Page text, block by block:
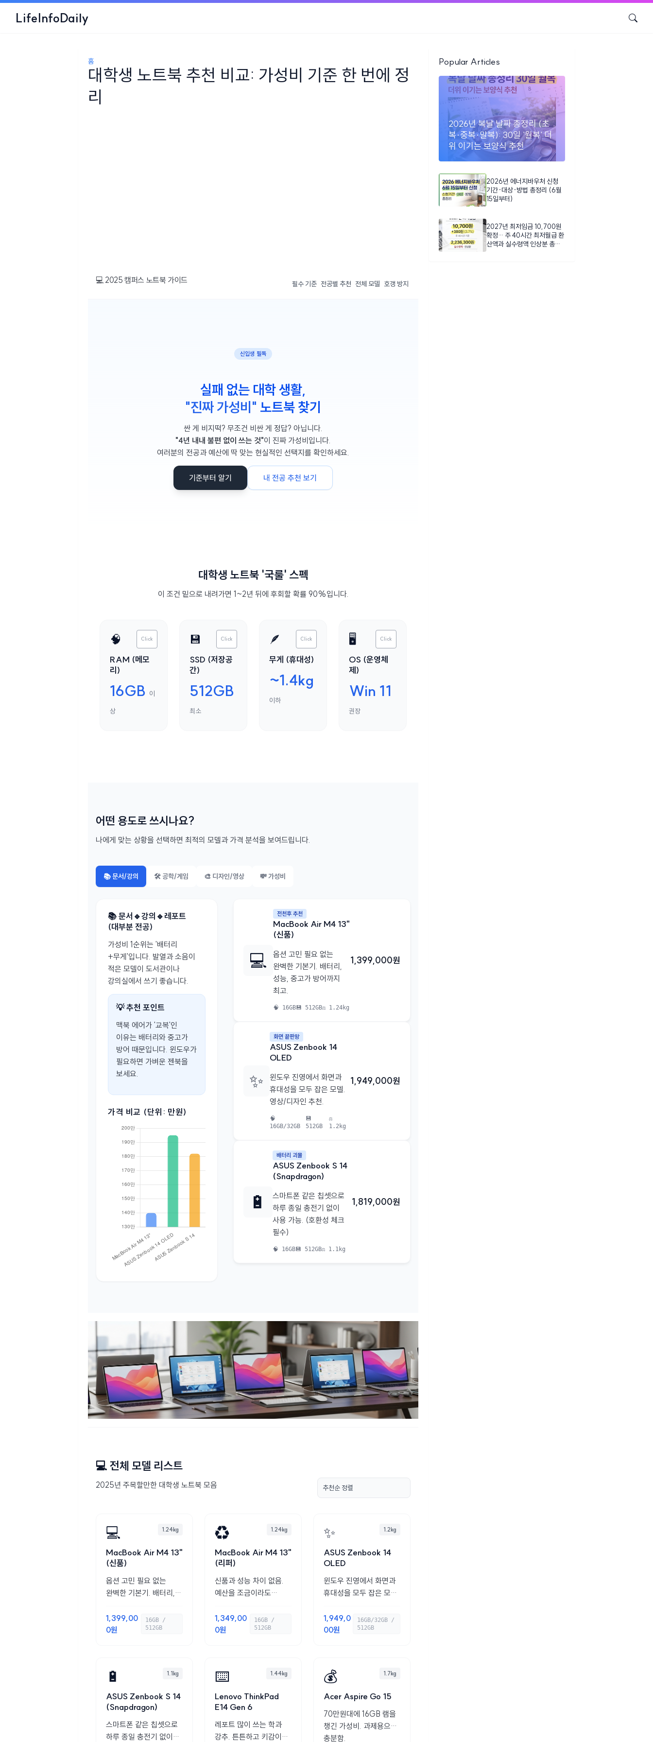
LifeInfoDaily
홈
대학생 노트북 추천 비교: 가성비 기준 한 번에 정
리
💻 2025 캠퍼스 노트북 가이드 필수 기준 전공별 추천 전체 모델 호갱 방지
신입생 필독
실패 없는 대학 생활,
"진짜 가성비" 노트북 찾기
싼 게 비지떡? 무조건 비싼 게 정답? 아닙니다.
"4년 내내 불편 없이 쓰는 것"이 진짜 가성비입니다.
여러분의 전공과 예산에 딱 맞는 현실적인 선택지를 확인하세요.
기준부터 알기 내 전공 추천 보기
대학생 노트북 '국룰' 스펙
이 조건 밑으로 내려가면 1~2년 뒤에 후회할 확률 90%입니다.
🧠 Click
RAM (메모
리)
16GB 이
상
💾 Click
SSD (저장공
간)
512GB
최소
🪶 Click
무게 (휴대성)
~1.4kg
이하
🖥️ Click
OS (운영체
제)
Win 11
권장
어떤 용도로 쓰시나요?
나에게 맞는 상황을 선택하면 최적의 모델과 가격 분석을 보여드립니다.
📚 문서/강의 🛠️ 공학/게임 🎨 디자인/영상 💸 가성비
📚 문서🔹강의🔹레포트
(대부분 전공)
가성비 1순위는 '배터리
+무게'입니다. 발열과 소음이
적은 모델이 도서관이나
강의실에서 쓰기 좋습니다.
💡 추천 포인트
맥북 에어가 '교복'인
이유는 배터리와 중고가
방어 때문입니다. 윈도우가
필요하면 가벼운 젠북을
보세요.
가격 비교 (단위: 만원)
💻
전천후 추천
MacBook Air M4 13"
(신품)
옵션 고민 필요 없는
완벽한 기본기. 배터리,
성능, 중고가 방어까지
최고.
🧠 16GB 💾 512GB⚖️ 1.24kg
1,399,000원
✨
화면 끝판왕
ASUS Zenbook 14
OLED
윈도우 진영에서 화면과
휴대성을 모두 잡은 모델.
영상/디자인 추천.
🧠
16GB/32GB
💾
512GB
⚖️
1.2kg
1,949,000원
🔋
배터리 괴물
ASUS Zenbook S 14
(Snapdragon)
스마트폰 같은 칩셋으로
하루 종일 충전기 없이
사용 가능. (호환성 체크
필수)
🧠 16GB 💾 512GB⚖️ 1.1kg
1,819,000원
💻 전체 모델 리스트
2025년 주목할만한 대학생 노트북 모음
💻 1.24kg
MacBook Air M4 13"
(신품)
옵션 고민 필요 없는
완벽한 기본기. 배터리,
최고.
1,399,00
0원
16GB /
512GB
♻️ 1.24kg
MacBook Air M4 13"
(리퍼)
신품과 성능 차이 없음.
예산을 조금이라도
선택.
1,349,00
0원
16GB /
512GB
✨ 1.2kg
ASUS Zenbook 14
OLED
윈도우 진영에서 화면과
휴대성을 모두 잡은 모델.
1,949,0
00원
16GB/32GB /
512GB
🔋 1.1kg
ASUS Zenbook S 14
(Snapdragon)
스마트폰 같은 칩셋으로
하루 종일 충전기 없이
⌨️ 1.44kg
Lenovo ThinkPad
E14 Gen 6
레포트 많이 쓰는 학과
강추. 튼튼하고 키감이
💰 1.7kg
Acer Aspire Go 15
70만원대에 16GB 램을
챙긴 가성비. 과제용으로
충분함.
Popular Articles
2026년 복날 날짜 총정리 (초
복·중복·말복): 30일 '월복' 더
위 이기는 보양식 추천
2026년 에너지바우처 신청
기간·대상·방법 총정리 (6월
15일부터)
2027년 최저임금 10,700원
확정… 주 40시간 최저월급 환
산액과 실수령액 인상분 총정